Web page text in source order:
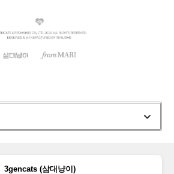
3gencats (삼대냥이)